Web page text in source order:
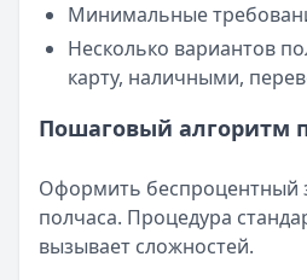
Минимальные
Несколько вариантов
карту, наличными,
Пошаговый алгоритм
Оформить беспроцентный
полчаса. Процедура
вызывает сложностей.